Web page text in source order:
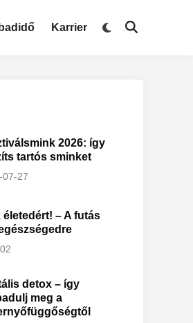
Karrier
2026: így
tartós sminket
07-27
életedért! – A futás
detox – így
meg a